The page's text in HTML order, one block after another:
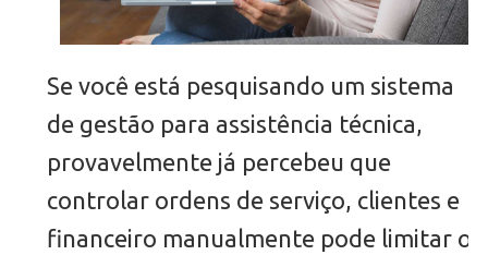
Se você está pesquisando um sistema
de gestão para assistência técnica,
provavelmente já percebeu que
controlar ordens de serviço, clientes e
financeiro manualmente pode limitar o